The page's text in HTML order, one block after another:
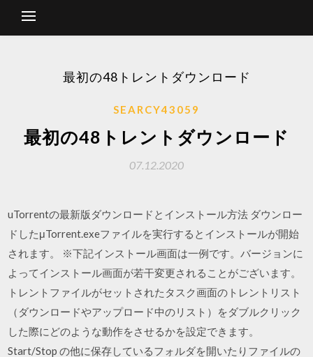
最初の48トレントダウンロード
SEARCY43059
最初の48トレントダウンロード
07.12.2020
uTorrentの最新版ダウンロードとインストール方法 ダウンロー
ドしたμTorrent.exeファイルを実行するとインストールが開始
されます。 ※下記インストール画面は一例です。バージョンに
よってインストール画面が若干変更されることがございます。
トレントファイルがセットされたタスク画面のトレントリスト
（ダウンロードやアップロード中のリスト）をダブルクリック
した際にどのような動作をさせるかを設定できます。
Start/Stop の他に保存しているフォルダを開いたりファイルの